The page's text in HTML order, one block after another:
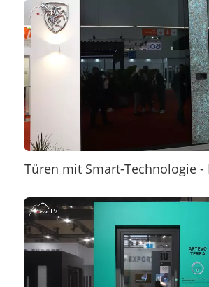
Türen mit Smart-Technologie -